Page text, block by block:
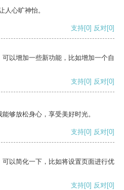
人心旷神怡。
支持[0] 反对[0]
以增加一些新功能，比如增加一个自
支持[0] 反对[0]
够放松身心，享受美好时光。
支持[0] 反对[0]
以简化一下，比如将设置页面进行优
支持[0] 反对[0]